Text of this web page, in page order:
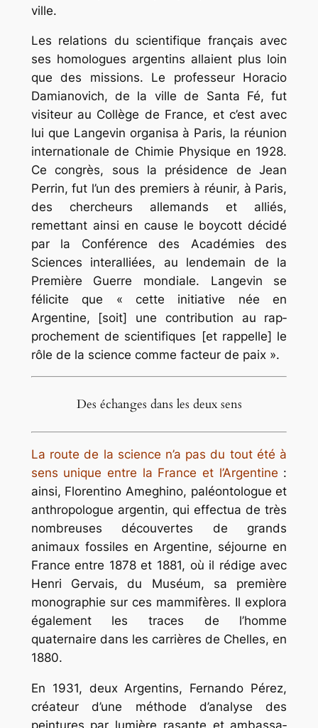
ville.
Les relations du scientifique français avec
ses homologues argentins allaient plus loin
que des missions. Le professeur Horacio
Damianovich, de la ville de Santa Fé, fut
visiteur au Collège de France, et c’est avec
lui que Langevin organisa à Paris, la réunion
internationale de Chimie Physique en 1928.
Ce congrès, sous la présidence de Jean
Perrin, fut l’un des premiers à réunir, à Paris,
des chercheurs allemands et alliés,
remettant ainsi en cause le boycott décidé
par la Conférence des Académies des
Sciences interalliées, au lendemain de la
Première Guerre mondiale. Langevin se
félicite que « cette initiative née en
Argentine, [soit] une contribution au rap­
prochement de scientifiques [et rappelle] le
rôle de la science comme facteur de paix ».
Des échanges dans les deux sens
La route de la science n’a pas du tout été à
sens unique entre la France et l’Argentine :
ainsi, Florentino Ameghino, paléontologue et
anthropologue argentin, qui effectua de très
nombreuses découvertes de grands
animaux fossiles en Argentine, séjourne en
France entre 1878 et 1881, où il rédige avec
Henri Gervais, du Muséum, sa première
monographie sur ces mammifères. Il explora
également les traces de l’homme
quaternaire dans les carrières de Chelles, en
1880.
En 1931, deux Argentins, Fernando Pérez,
créateur d’une méthode d’analyse des
peintures par lumière rasante et ambassa­